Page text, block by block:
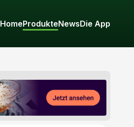
HomeProdukteNewsDie App